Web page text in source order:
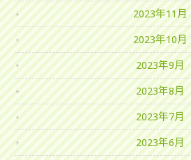
2023年11月
2023年10月
2023年9月
2023年8月
2023年7月
2023年6月